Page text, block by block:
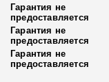
Гарантия не
предоставляется
Гарантия не
предоставляется
Гарантия не
предоставляется